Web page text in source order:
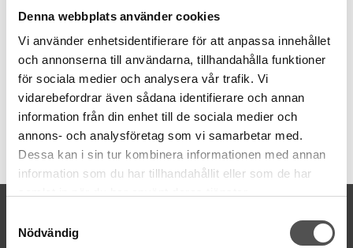
Denna webbplats använder cookies
Vi använder enhetsidentifierare för att anpassa innehållet
och annonserna till användarna, tillhandahålla funktioner
för sociala medier och analysera vår trafik. Vi
vidarebefordrar även sådana identifierare och annan
information från din enhet till de sociala medier och
annons- och analysföretag som vi samarbetar med.
Dessa kan i sin tur kombinera informationen med annan
information som du har tillhandahållit eller som de har
Nödvändig
Jämn finish
Hållbar och stark
Grovlek normal Nr 100
Trådmängd 100 meter
Tvättbar95°C
Artikelnummer:
kontakt@symaskinsboden.se